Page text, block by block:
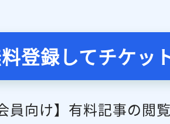
登録してチケッ
員向け】有料記事の閲